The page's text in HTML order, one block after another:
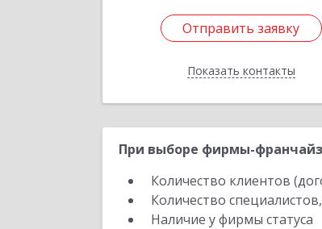
Отправить заявку
Показать контакты
Отправить заявку
Назад
При выборе фирмы-
Количество клиентов
Количество
Наличие у фирмы статуса